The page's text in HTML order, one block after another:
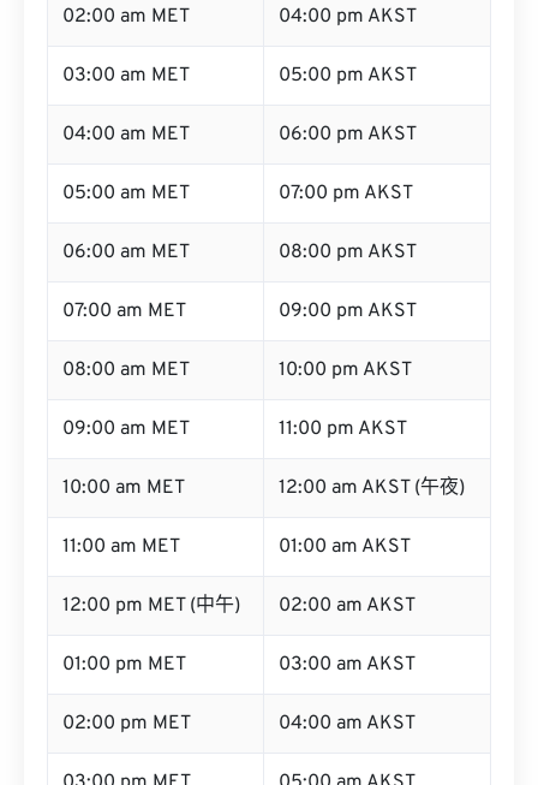
02:00 am MET 04:00 pm AKST
03:00 am MET 05:00 pm AKST
04:00 am MET 06:00 pm AKST
05:00 am MET 07:00 pm AKST
06:00 am MET 08:00 pm AKST
07:00 am MET 09:00 pm AKST
08:00 am MET 10:00 pm AKST
09:00 am MET 11:00 pm AKST
10:00 am MET 12:00 am AKST (午夜)
11:00 am MET 01:00 am AKST
12:00 pm MET (中午) 02:00 am AKST
01:00 pm MET 03:00 am AKST
02:00 pm MET 04:00 am AKST